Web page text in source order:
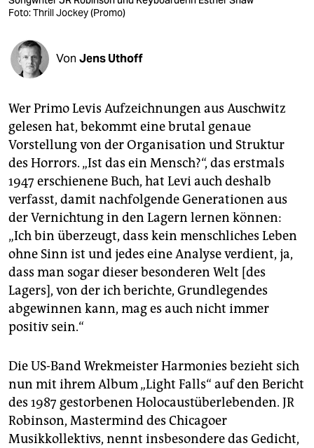
verlag
veranstaltungen
shop
unterstützen
abo
genossenschaft
epaper login
Foto: Thrill Jockey (Promo)
Von Jens Uthoff
Wer Primo Levis Aufzeichnungen aus Auschwitz
gelesen hat, bekommt eine brutal genaue
Vorstellung von der Organisation und Struktur
des Horrors. „Ist das ein Mensch?“, das erstmals
1947 erschienene Buch, hat Levi auch deshalb
verfasst, damit nachfolgende Generationen aus
der Vernichtung in den Lagern lernen können:
„Ich bin überzeugt, dass kein menschliches Leben
ohne Sinn ist und jedes eine Analyse verdient, ja,
dass man sogar dieser besonderen Welt [des
Lagers], von der ich berichte, Grundlegendes
abgewinnen kann, mag es auch nicht immer
positiv sein.“
Die US-Band Wrekmeister Harmonies bezieht sich
nun mit ihrem Album „Light Falls“ auf den Bericht
des 1987 gestorbenen Holocaustüberlebenden. JR
Robinson, Mastermind des Chicagoer
Musikkollektivs, nennt insbesondere das Gedicht,